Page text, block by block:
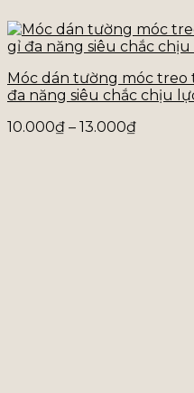
Móc dán tường móc
đa năng siêu chắc chịu
10.000₫ – 13.000₫Khoảng